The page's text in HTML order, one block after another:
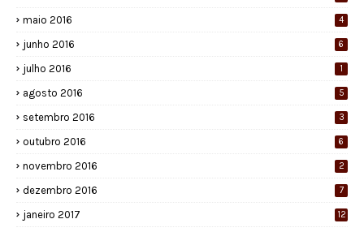
maio 2016 4
junho 2016 6
julho 2016 1
agosto 2016 5
setembro 2016 3
outubro 2016 6
novembro 2016 2
dezembro 2016 7
janeiro 2017 12